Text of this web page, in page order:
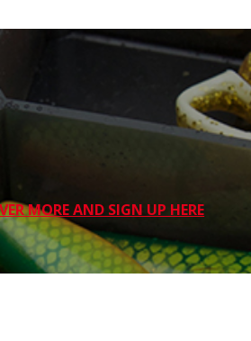
MORE AND SIGN UP HERE